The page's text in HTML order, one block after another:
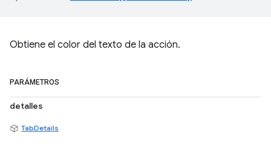
Obtiene el color del texto de la acción.
PARÁMETROS
detalles
TabDetails